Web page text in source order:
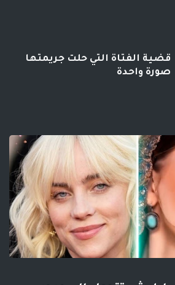
قضية الفتاة التي حلت جريمتها
صورة واحدة